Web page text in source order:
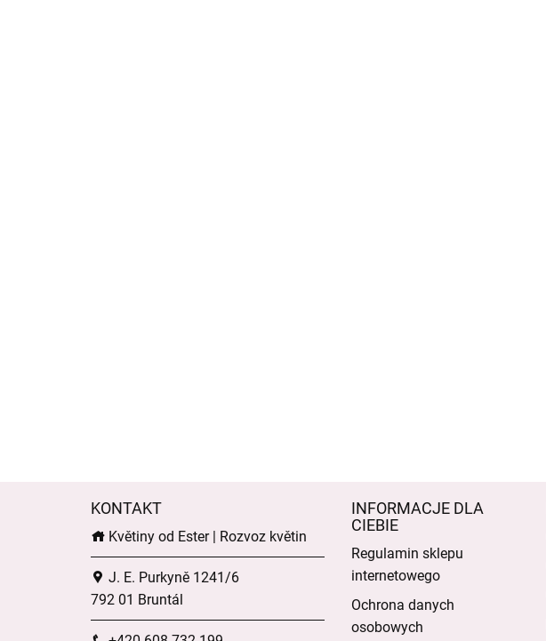
KONTAKT
Květiny od Ester | Rozvoz květin
J. E. Purkyně 1241/6
792 01 Bruntál
INFORMACJE DLA
CIEBIE
Regulamin sklepu
internetowego
Ochrona danych
osobowych